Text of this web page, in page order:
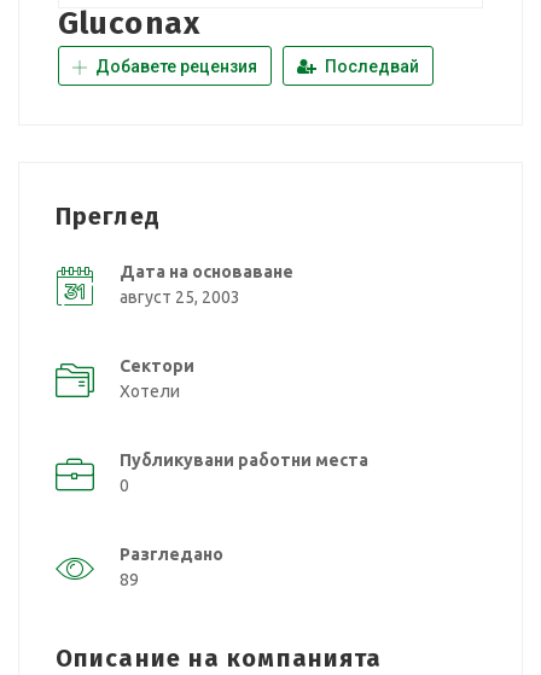
Gluconax
Добавете рецензия Последвай
Преглед
Дата на основаване
август 25, 2003
Сектори
Хотели
Публикувани работни места
0
Разгледано
89
Описание на компанията